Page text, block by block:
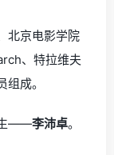
北京电影学院
、特拉维夫
成。
生——李沛卓。